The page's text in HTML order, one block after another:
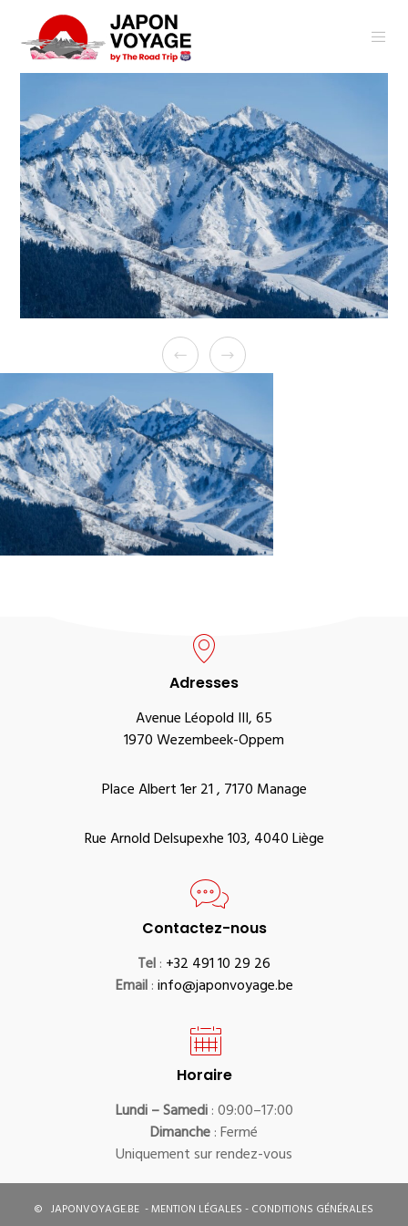
Adresses
Avenue Léopold III, 65
1970 Wezembeek-Oppem
Place Albert 1er 21 , 7170 Manage
Rue Arnold Delsupexhe 103, 4040 Liège
Contactez-nous
Tel: +32 491 10 29 26
Email:info@japonvoyage.be
Horaire
Lundi – Samedi: 09:00–17:00
Dimanche: Fermé
Uniquement sur rendez-vous
© JAPONVOYAGE.BE -MENTION LÉGALES-CONDITIONS GÉNÉRALES